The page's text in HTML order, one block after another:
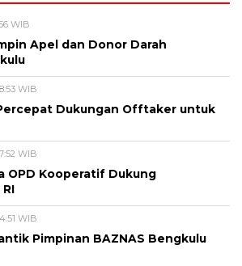
WIB
Apel dan Donor Darah
WIB
Dukungan Offtaker untuk
WIB
OPD Kooperatif Dukung
WIB
Pimpinan BAZNAS Bengkulu